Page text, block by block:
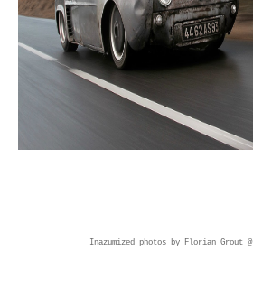
Inazumized photos by Florian Grout @